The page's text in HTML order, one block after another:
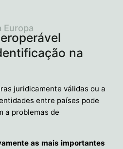
na
Europa
juridicamente válidas ou a
entre países pode
a problemas de
as mais importantes